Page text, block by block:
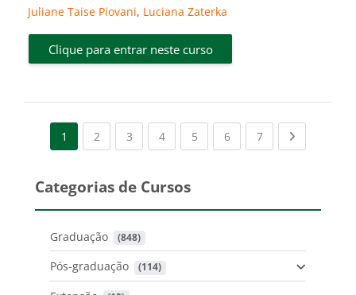
Juliane Taise Piovani, Luciana Zaterka
Clique para entrar neste curso
1 2(current)
3(current)
4(current)
5(current)
6(current)
7(current)
Categorias de Cursos
Graduação (848)
Pós-graduação (114)